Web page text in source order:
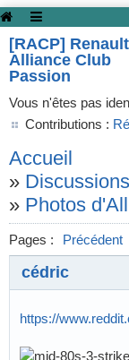
[RACP] Renault
Alliance Club
Passion
Vous n'êtes pas
Contributions :
Accueil
»
» Photos
Pages : Précédent
cédric
https://